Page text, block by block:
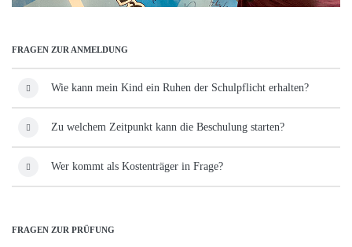
FRAGEN ZUR ANMELDUNG
Wie kann mein Kind ein Ruhen der Schulpflicht erhalten?
Zu welchem Zeitpunkt kann die Beschulung starten?
Wer kommt als Kostenträger in Frage?
FRAGEN ZUR PRÜFUNG